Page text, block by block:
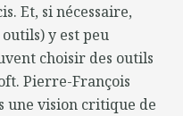
Et, si nécessaire,
y est peu
choisir des outils
Pierre-François
une vision critique de